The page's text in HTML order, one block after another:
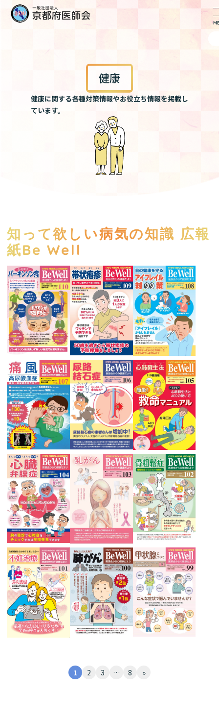
健康
健康に関する各種対策情報やお役立ち情報を掲載し
ています。
知って欲しい病気の知識 広報
紙Be Well
1 2 3 … 8 »